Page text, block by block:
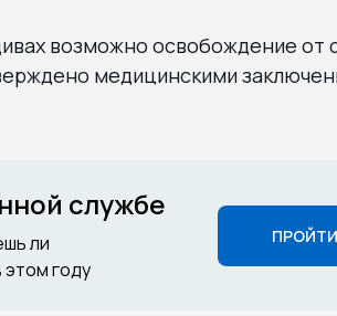
возможно освобождение от
медицинскими
службе
ли
году